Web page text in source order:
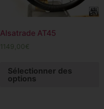
Alsatrade AT45
1149,00 €
Sélectionner des
options